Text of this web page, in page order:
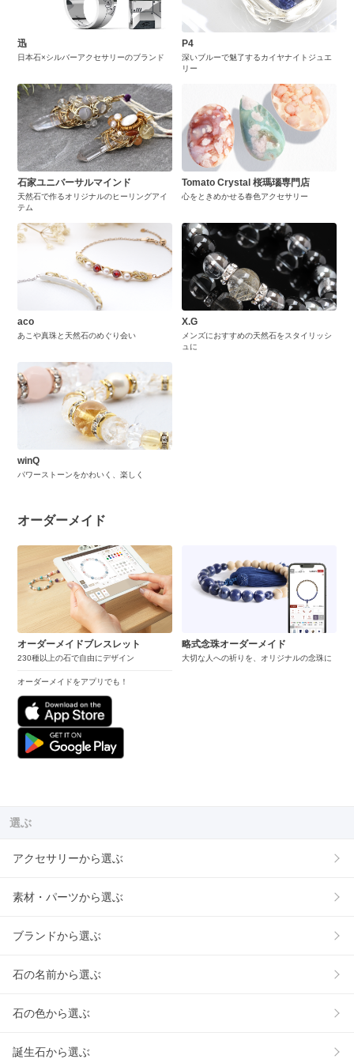
迅
日本石×シルバーアクセサリーのブランド
P4
深いブルーで魅了するカイヤナイトジュエ
リー
石家ユニバーサルマインド
天然石で作るオリジナルのヒーリングアイ
テム
Tomato Crystal 桜瑪瑙専門店
心をときめかせる春色アクセサリー
aco
あこや真珠と天然石のめぐり会い
X.G
メンズにおすすめの天然石をスタイリッシ
ュに
winQ
パワーストーンをかわいく、楽しく
オーダーメイド
オーダーメイドブレスレット
230種以上の石で自由にデザイン
オーダーメイドをアプリでも！
略式念珠オーダーメイド
大切な人への祈りを、オリジナルの念珠に
選ぶ
アクセサリーから選ぶ
素材・パーツから選ぶ
ブランドから選ぶ
石の名前から選ぶ
石の色から選ぶ
誕生石から選ぶ